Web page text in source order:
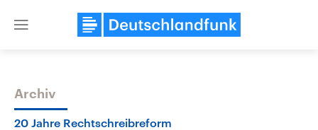
Close
Themen
Archiv
20 Jahre Rechtschreibreform